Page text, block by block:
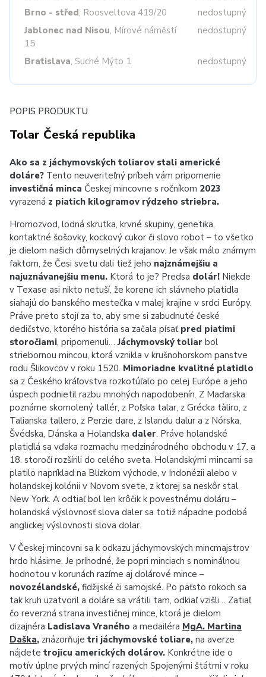
Brno - střed, Roosveltova 419/20
nedostupný
Jablonec nad Nisou, Mírové náměstí
15
nedostupný
Bratislava, Suché Mýto 1 nedostupný
POPIS PRODUKTU
Tolar Česká republika
Ako sa z jáchymovských toliarov stali americké
doláre? Tento neuveriteľný príbeh vám pripomenie
investičná minca Českej mincovne s ročníkom 2023
vyrazená z piatich kilogramov rýdzeho striebra.
Hromozvod, lodná skrutka, krvné skupiny, genetika,
kontaktné šošovky, kockový cukor či slovo robot – to všetko
je dielom našich dômyselných krajanov. Je však málo známym
faktom, že Česi svetu dali tiež jeho najznámejšiu a
najuznávanejšiu menu. Ktorá to je? Predsa dolár! Niekde
v Texase asi nikto netuší, že korene ich slávneho platidla
siahajú do banského mestečka v malej krajine v srdci Európy.
Práve preto stojí za to, aby sme si zabudnuté české
dedičstvo, ktorého história sa začala písať pred piatimi
storočiami, pripomenuli…Jáchymovský toliar bol
striebornou mincou, ktorá vznikla v krušnohorskom panstve
rodu Šlikovcov v roku 1520. Mimoriadne kvalitné platidlo
sa z Českého kráľovstva rozkotúľalo po celej Európe a jeho
úspech podnietil razbu mnohých napodobenín. Z Maďarska
poznáme skomolený tallér, z Poľska talar, z Grécka tàliro, z
Talianska tallero, z Perzie dare, z Islandu dalur a z Nórska,
Švédska, Dánska a Holandska daler. Práve holandské
platidlá sa vďaka rozmachu medzinárodného obchodu v 17. a
18. storočí rozšírili do celého sveta. Holandskými mincami sa
platilo napríklad na Blízkom východe, v Indonézii alebo v
holandskej kolónii v Novom svete, z ktorej sa neskôr stal
New York. A odtiaľ bol len krôčik k povestnému doláru –
holandská výslovnosť slova daler sa totiž nápadne podobá
anglickej výslovnosti slova dolar.
V Českej mincovni sa k odkazu jáchymovských mincmajstrov
hrdo hlásime. Je príhodné, že popri minciach s nominálnou
hodnotou v korunách razíme aj dolárové mince –
novozélandské, fidžijské či samojské. Po päťsto rokoch sa
tak kruh uzatvoril a doláre sa vrátili tam, odkiaľ vzišli… Zatiaľ
čo reverzná strana investičnej mince, ktorá je dielom
dizajnéra Ladislava Vraného a medailéra MgA. Martina
Daška, znázorňuje tri jáchymovské toliare, na averze
nájdete trojicu amerických dolárov. Konkrétne ide o
motív úplne prvých mincí razených Spojenými štátmi v roku